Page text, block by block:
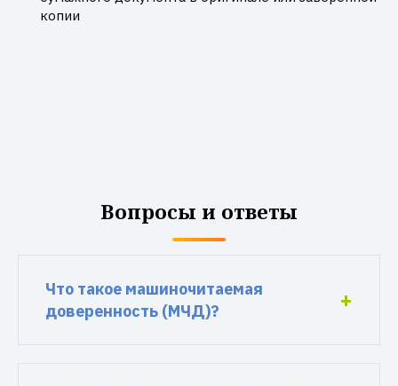
копии
Вопросы и ответы
Что такое машиночитаемая
доверенность (МЧД)?